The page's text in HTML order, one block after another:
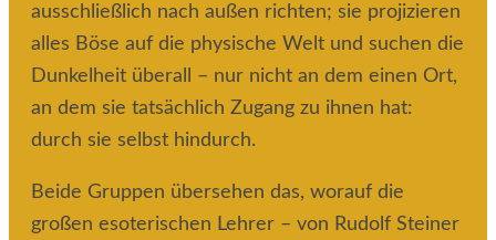
ausschließlich nach außen richten; sie projizieren
alles Böse auf die physische Welt und suchen die
Dunkelheit überall – nur nicht an dem einen Ort,
an dem sie tatsächlich Zugang zu ihnen hat:
durch sie selbst hindurch.
Beide Gruppen übersehen das, worauf die
großen esoterischen Lehrer – von Rudolf Steiner